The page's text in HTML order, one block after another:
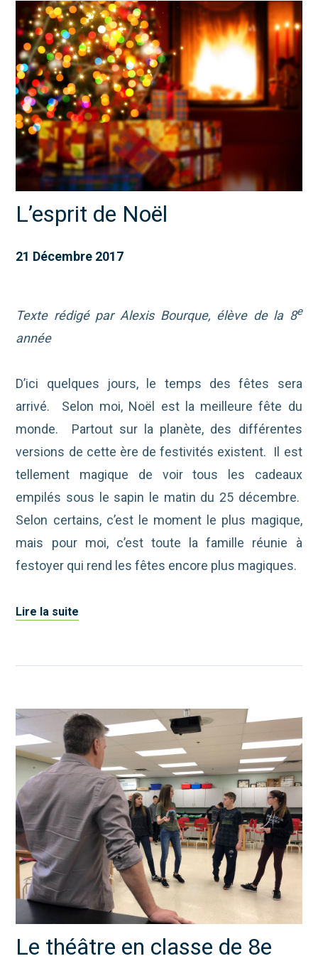
L’esprit de Noël
21 Décembre 2017
Texte rédigé par Alexis Bourque, élève de la 8e
année
D’ici quelques jours, le temps des fêtes sera
arrivé. Selon moi, Noël est la meilleure fête du
monde. Partout sur la planète, des différentes
versions de cette ère de festivités existent. Il est
tellement magique de voir tous les cadeaux
empilés sous le sapin le matin du 25 décembre.
Selon certains, c’est le moment le plus magique,
mais pour moi, c’est toute la famille réunie à
festoyer qui rend les fêtes encore plus magiques.
Lire la suite
Le théâtre en classe de 8e